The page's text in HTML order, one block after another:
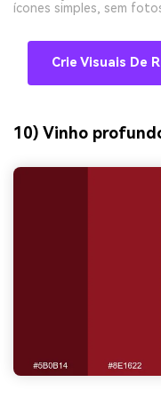
ícones simples, sem
Crie Visuais De
10) Vinho